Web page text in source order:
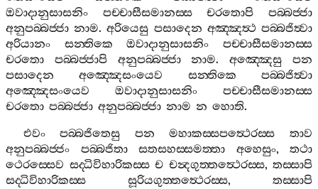
ඔවාදානුසාසනිං
පච‍්චාසීසමානස‍්ස චරතොපි
පබ‍්බජ‍්ජා
අනුපබ‍්බජ‍්ජා නාම.අරියෙසු පසාදෙන අඤ‍්ඤත්‍ථ පබ‍්බජිත්‍වා
අරියානං
සන‍්තිකෙ ඔවාදානුසාසනිං
පච‍්චාසීසමානස‍්ස
චරතො
පබ‍්බජ‍්ජාපි අනුපබ‍්බජ‍්ජා නාම.අඤ‍්ඤෙසු
පන
පසාදෙන
අඤ‍්ඤෙසංයෙව සන‍්තිකෙ
පබ‍්බජිත්‍වා
අඤ‍්ඤෙසංයෙව
ඔවාදානුසාසනිං
පච‍්චාසීසමානස‍්ස
චරතො පබ‍්බජ‍්ජා අනුපබ‍්බජ‍්ජා නාම න හොති.
එවං
පබ‍්බජිතෙසු පන මහාකස‍්සපත්‍ථෙරස‍්ස
තාව
අනුපබ‍්බජ‍්ජං
පබ‍්බජිතා සතසහස‍්සමත‍්තා අහෙසුං, තථා
ථෙරස‍්සෙව සද‍්ධිවිහාරිකස‍්ස ච චන්‍දගුත‍්තත්‍ථෙරස‍්ස, තස‍්සාපි
සද‍්ධිවිහාරිකස‍්ස
සූරියගුත‍්තත්‍ථෙරස‍්ස, තස‍්සාපි